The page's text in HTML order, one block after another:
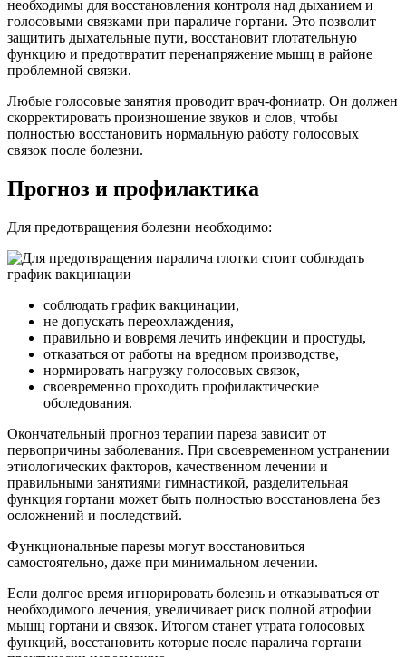
необходимы для восстановления контроля над дыханием и
голосовыми связками при параличе гортани. Это позволит
защитить дыхательные пути, восстановит глотательную
функцию и предотвратит перенапряжение мышц в районе
проблемной связки.
Любые голосовые занятия проводит врач-фониатр. Он должен
скорректировать произношение звуков и слов, чтобы
полностью восстановить нормальную работу голосовых
связок после болезни.
Прогноз и профилактика
Для предотвращения болезни необходимо:
соблюдать график вакцинации,
не допускать переохлаждения,
правильно и вовремя лечить инфекции и простуды,
отказаться от работы на вредном производстве,
нормировать нагрузку голосовых связок,
своевременно проходить профилактические
обследования.
Окончательный прогноз терапии пареза зависит от
первопричины заболевания. При своевременном устранении
этиологических факторов, качественном лечении и
правильными занятиями гимнастикой, разделительная
функция гортани может быть полностью восстановлена без
осложнений и последствий.
Функциональные парезы могут восстановиться
самостоятельно, даже при минимальном лечении.
Если долгое время игнорировать болезнь и отказываться от
необходимого лечения, увеличивает риск полной атрофии
мышц гортани и связок. Итогом станет утрата голосовых
функций, восстановить которые после паралича гортани